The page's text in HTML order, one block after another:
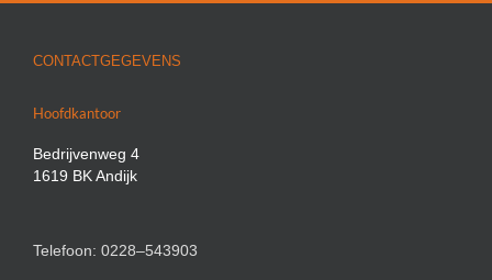
CONTACTGEGEVENS
Hoofdkantoor
Bedrijvenweg 4
1619 BK Andijk
Telefoon: 0228–543903